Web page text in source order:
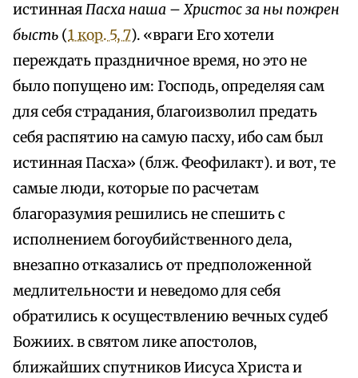
истиннаяПасха наша –Христос за ны пожрен
бысть (1 кор. 5, 7). «враги Его хотели
переждать праздничное время, но это не
было попущено им: Господь, определяя сам
для себя страдания, благоизволил предать
себя распятию на самую пасху, ибо сам был
истинная Пасха» (блж. Феофилакт). и вот, те
самые люди, которые по расчетам
благоразумия решились не спешить с
исполнением богоубийственного дела,
внезапно отказались от предположенной
медлительности и неведомо для себя
обратились к осуществлению вечных судеб
Божиих. в святом лике апостолов,
ближайших спутников Иисуса Христа и